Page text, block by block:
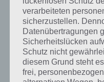
Faul hat, wenn man es etwas
einfach nur Trägheit,
des Menschen, heißt wenn
eigentlich sollte oder wollte,
dient immer als
sich auf das
verarbeiteten
sicherzustellen.
Datenübertragungen
Sicherheitslücken
Schutz nicht
diesem Grund steht
frei,